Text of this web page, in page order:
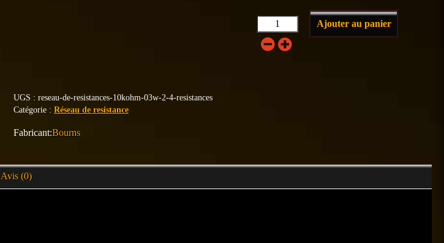
Ajouter au panier
UGS : reseau-de-resistances-10kohm-03w-2-4-resistances
Catégorie : Réseau de resistance
Bourns
Avis (0)